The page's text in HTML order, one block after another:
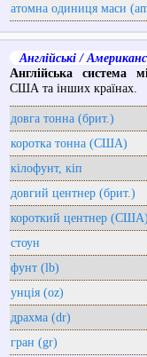
атомна одиниця маси
Англійські /
Англійська система
США та інших країнах.
довга тонна (брит.)
коротка тонна (США)
кілофунт, кіп
довгий центнер (брит.)
короткий центнер (США)
стоун
фунт (lb)
унція (oz)
драхма (dr)
гран (gr)